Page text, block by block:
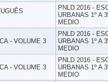
PNLD 2016 -
URBANAS 1º A
MEDIO
- VOLUME 3
PNLD 2016 -
URBANAS 1º A
MEDIO
- VOLUME 3
PNLD 2016 -
URBANAS 1º A
MEDIO